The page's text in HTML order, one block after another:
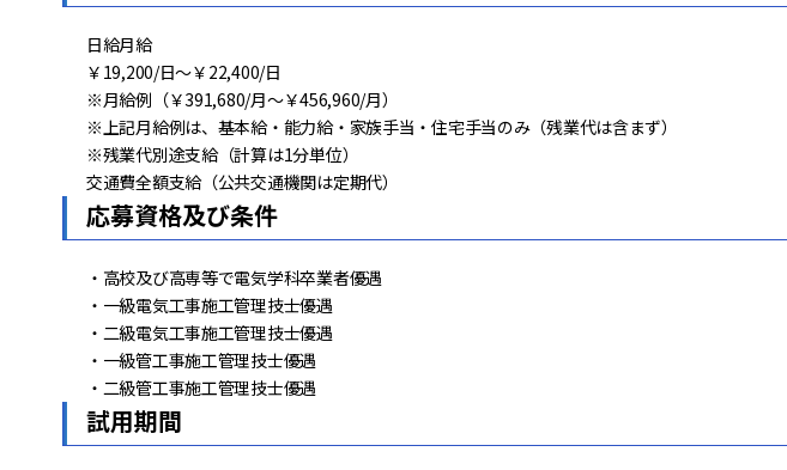
日給月給
￥19,200/日～￥22,400/日
※月給例（￥391,680/月～￥456,960/月）
※上記月給例は、基本給・能力給・家族手当・住宅手当のみ（残業代は含まず）
※残業代別途支給（計算は1分単位）
交通費全額支給（公共交通機関は定期代）
応募資格及び条件
・高校及び高専等で電気学科卒業者優遇
・一級電気工事施工管理技士優遇
・二級電気工事施工管理技士優遇
・一級管工事施工管理技士優遇
・二級管工事施工管理技士優遇
試用期間